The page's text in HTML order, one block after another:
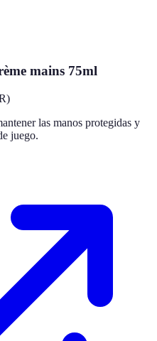
mains 75ml
las manos protegidas y
juego.